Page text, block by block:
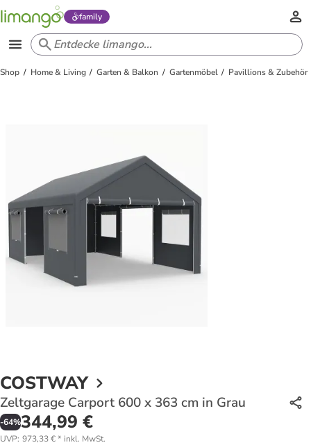
family
Shop Home & Living Garten & Balkon Gartenmöbel Pavillions & Zubehör
COSTWAY
Zeltgarage Carport 600 x 363 cm in Grau
-64%344,99 €
UVP: 973,33 €* inkl. MwSt.